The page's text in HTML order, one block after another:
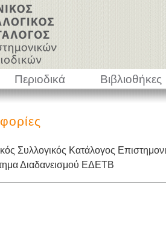
Περιοδικά Βιβλιοθήκες
Συλλογικός Κατάλογος
Διαδανεισμού ΕΔΕΤΒ